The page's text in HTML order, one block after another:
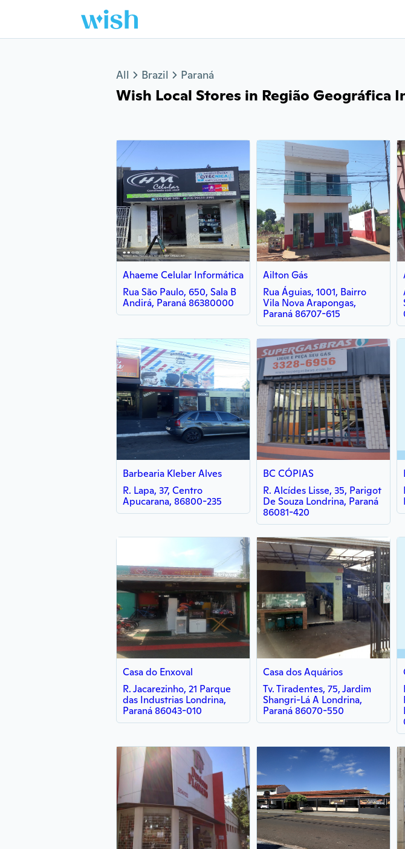
All Brazil Paraná
Wish Local Stores in Região Geográfica
Ahaeme Celular Informática
Rua São Paulo, 650, Sala B
Andirá, Paraná 86380000
Ailton Gás
Rua Águias, 1001, Bairro
Vila Nova Arapongas,
Paraná 86707-615
Barbearia Kleber Alves
R. Lapa, 37, Centro
Apucarana, 86800-235
BC CÓPIAS
R. Alcídes Lisse, 35, Parigot
De Souza Londrina, Paraná
86081-420
Casa do Enxoval
R. Jacarezinho, 21 Parque
das Industrias Londrina,
Paraná 86043-010
Casa dos Aquários
Tv. Tiradentes, 75, Jardim
Shangri-Lá A Londrina,
Paraná 86070-550